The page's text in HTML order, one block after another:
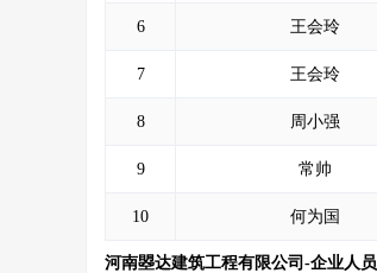
6 王会玲
7 王会玲
8 周小强
9 常帅
10 何为国
河南曌达建筑工程有限公司-企业人员